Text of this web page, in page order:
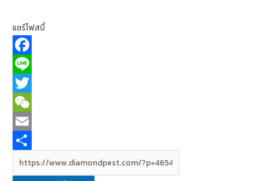
แชร์โฟสนี้
F
a
c
e
b
L
n
e
T
w
W
eE
m